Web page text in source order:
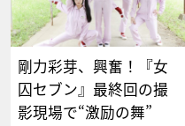
剛力彩芽、興奮！『女
囚セブン』最終回の撮
影現場で“激励の舞”